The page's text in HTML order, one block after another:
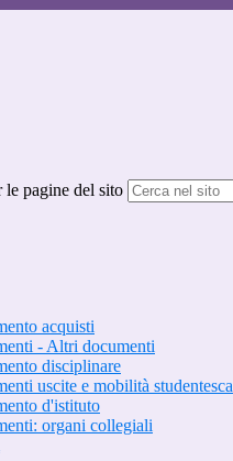
le pagine del sito
acquisti
- Altri documenti
disciplinare
uscite e mobilità studentesca
d'istituto
organi collegiali